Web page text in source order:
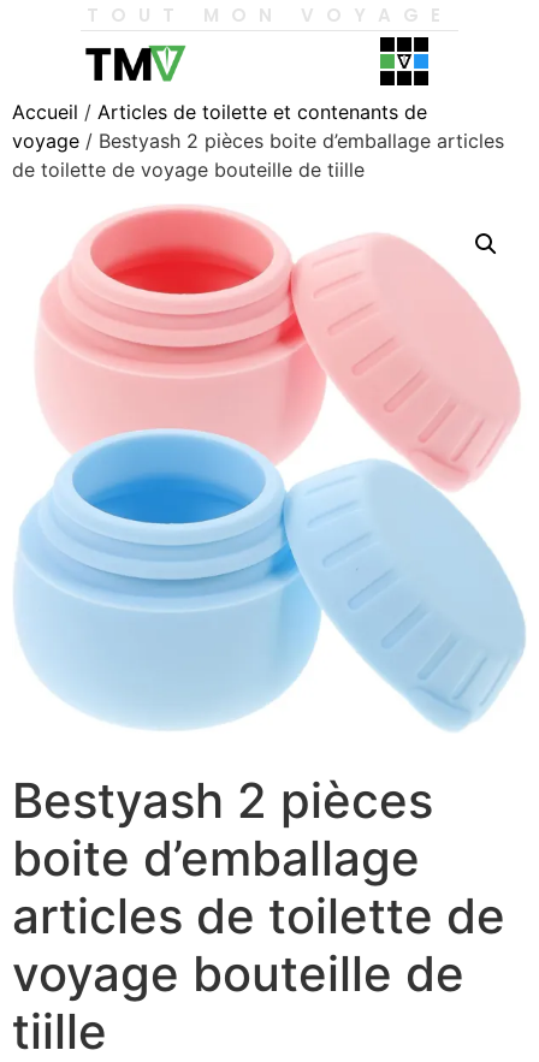
TOUT MON VOYAGE
Accueil / Articles de toilette et contenants de
voyage / Bestyash 2 pièces boite d’emballage articles
de toilette de voyage bouteille de tiille
Bestyash 2 pièces
boite d’emballage
articles de toilette de
voyage bouteille de
tiille